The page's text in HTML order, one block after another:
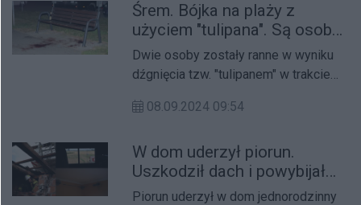
Śrem. Bójka na plaży z
użyciem "tulipana". Są osoby
ranne
Dwie osoby zostały ranne w wyniku
dźgnięcia tzw. "tulipanem" w trakcie
sprawy policja zatrzymała
08.09.2024 09:54
W dom uderzył piorun.
Uszkodził dach i powybijał
okna (ZDJĘCIA)
Piorun uderzył w dom jednorodzinny